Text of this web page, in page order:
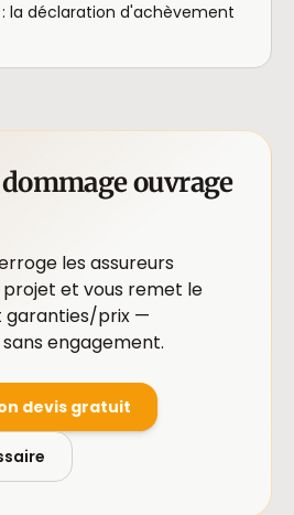
la déclaration d'achèvement
ouvrage
les assureurs
et vous remet le
garanties/prix —
engagement.
devis gratuit